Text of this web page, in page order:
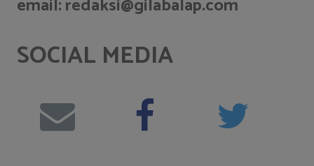
email: redaksi@gilabalap.com
SOCIAL MEDIA